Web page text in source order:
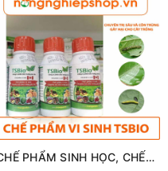
nhiều ưu điểm là chỉ cần
cây mà không cần ngâm
hấp thụ cực nhanh.
- giúp cây
mạnh
đó, phân bánh dầu
CHẾ PHẨM SINH HỌC, CHẾ PHẨM VI SINH TSBio